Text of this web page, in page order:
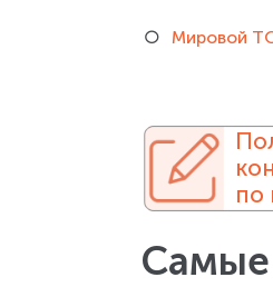
Мировой
по
Самые